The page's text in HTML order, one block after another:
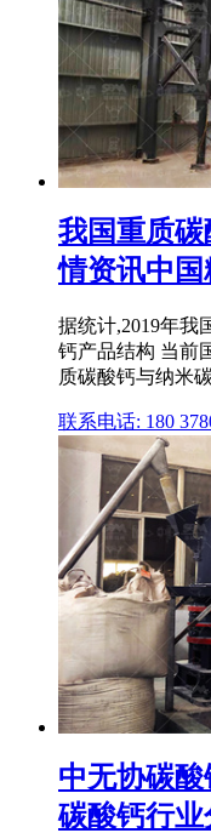
我国重质
情资讯中国
据统计,2019年我
钙产品结构 当前
质碳酸钙与纳米
联系电话: 180
中无协碳
碳酸钙行业